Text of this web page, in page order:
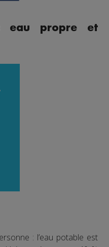
eau propre et
: l’eau potable est